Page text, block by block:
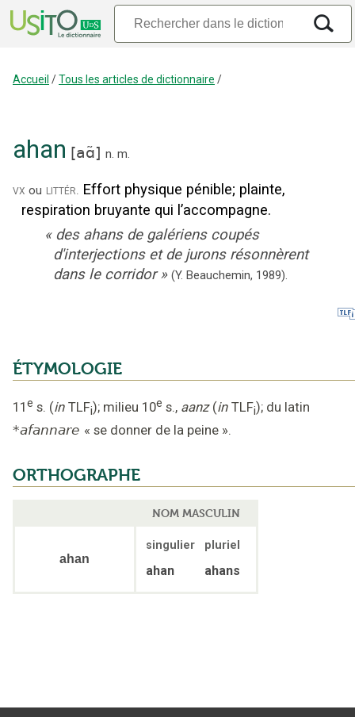
Accueil /Tous les articles de dictionnaire /
ahan [aɑ̃] n. m.
vx ou littér. Effort physique pénible; plainte,
respiration bruyante qui l’accompagne.
« des ahans de galériens coupés
d'interjections et de jurons résonnèrent
dans le corridor » (Y. Beauchemin, 1989).
ÉTYMOLOGIE
11e s. (in TLFi); milieu 10e s., aanz (in TLFi); du latin
*afannare « se donner de la peine ».
ORTHOGRAPHE
NOM MASCULIN
ahan
singulier pluriel
ahan ahans